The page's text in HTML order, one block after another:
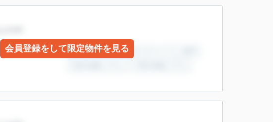
会員登録をして限定物件を見る